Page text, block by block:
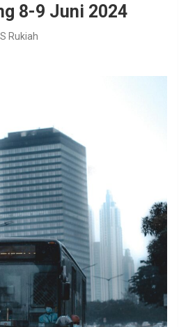
8-9 Juni 2024
Rukiah